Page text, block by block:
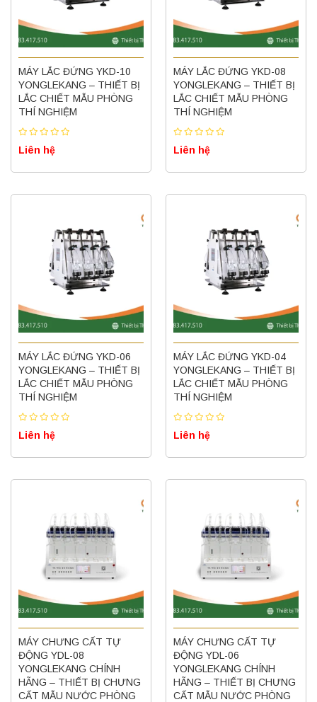
MÁY LẮC ĐỨNG YKD-10
YONGLEKANG – THIẾT BỊ
LẮC CHIẾT MẪU PHÒNG
THÍ NGHIỆM
Liên hệ
MÁY LẮC ĐỨNG YKD-08
YONGLEKANG – THIẾT BỊ
LẮC CHIẾT MẪU PHÒNG
THÍ NGHIỆM
Liên hệ
MÁY LẮC ĐỨNG YKD-06
YONGLEKANG – THIẾT BỊ
LẮC CHIẾT MẪU PHÒNG
THÍ NGHIỆM
Liên hệ
MÁY LẮC ĐỨNG YKD-04
YONGLEKANG – THIẾT BỊ
LẮC CHIẾT MẪU PHÒNG
THÍ NGHIỆM
Liên hệ
MÁY CHƯNG CẤT TỰ
ĐỘNG YDL-08
YONGLEKANG CHÍNH
HÃNG – THIẾT BỊ CHƯNG
CẤT MẪU NƯỚC PHÒNG
MÁY CHƯNG CẤT TỰ
ĐỘNG YDL-06
YONGLEKANG CHÍNH
HÃNG – THIẾT BỊ CHƯNG
CẤT MẪU NƯỚC PHÒNG